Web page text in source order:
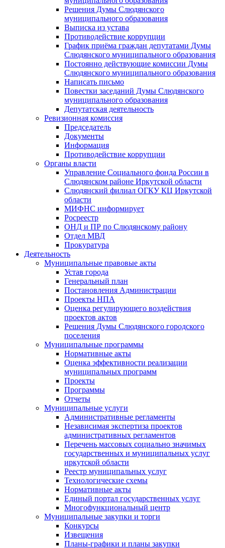
Решения Думы Слюдянского
муниципального образования
Выписка из устава
Противодействие коррупции
График приёма граждан депутатами Думы
Слюдянского муниципального образования
Постоянно действующие комиссии Думы
Слюдянского муниципального образования
Написать письмо
Повестки заседаний Думы Слюдянского
муниципального образования
Депутатская деятельность
Ревизионная комиссия
Председатель
Документы
Информация
Противодействие коррупции
Органы власти
Управление Социального фонда России в
Слюдянском районе Иркутской области
Слюдянский филиал ОГКУ КЦ Иркутской
области
МИФНС информирует
Росреестр
ОНД и ПР по Слюдянскому району
Отдел МВД
Прокуратура
Деятельность
Муниципальные правовые акты
Устав города
Генеральный план
Постановления Администрации
Проекты НПА
Оценка регулирующего воздействия
проектов актов
Решения Думы Слюдянского городского
поселения
Муниципальные программы
Нормативные акты
Оценка эффективности реализации
муниципальных программ
Проекты
Программы
Отчеты
Муниципальные услуги
Административные регламенты
Независимая экспертиза проектов
административных регламентов
Перечень массовых социально значимых
государственных и муниципальных услуг
иркутской области
Реестр муниципальных услуг
Технологические схемы
Нормативные акты
Единый портал государственных услуг
Многофункциональный центр
Муниципальные закупки и торги
Конкурсы
Извещения
Планы-графики и планы закупки